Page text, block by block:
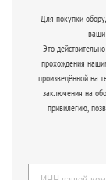
Для покупки
ваши
Это
прохождения
произведённой на
заключения на
привилегию,